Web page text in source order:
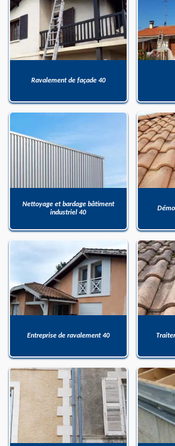
Ravalement de façade 40
Nettoyage et bardage bâtiment
industriel 40
Entreprise de ravalement 40